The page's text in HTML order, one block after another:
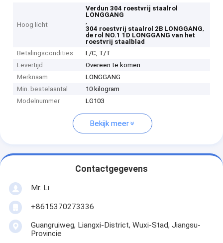
Hoog licht
Verdun 304 roestvrij staalrol
LONGGANG
,
304 roestvrij staalrol 2B LONGGANG,
de rol NO.1 1D LONGGANG van het
roestvrij staalblad
Betalingscondities
L/C, T/T
Levertijd
Overeen te komen
Merknaam
LONGGANG
Min. bestelaantal
10 kilogram
Modelnummer
LG103
Bekijk meer
Contactgegevens
Mr. Li
+8615370273336
Guangruiweg, Liangxi-District, Wuxi-Stad, Jiangsu-
Provincie